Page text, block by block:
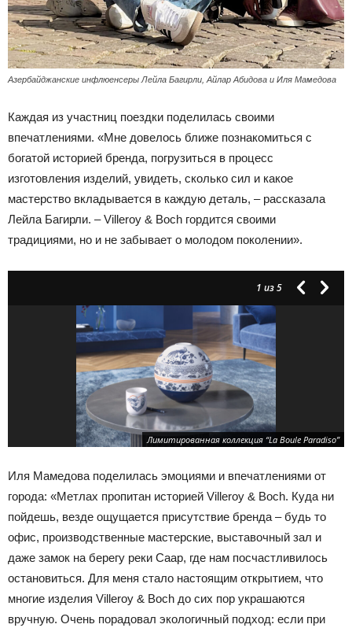
Азербайджанские инфлюенсеры Лейла Багирли, Айлар Абидова и Иля Мамедова
Каждая из участниц поездки поделилась своими
впечатлениями. «Мне довелось ближе познакомиться с
богатой историей бренда, погрузиться в процесс
изготовления изделий, увидеть, сколько сил и какое
мастерство вкладывается в каждую деталь, – рассказала
Лейла Багирли. – Villeroy & Boch гордится своими
традициями, но и не забывает о молодом поколении».
1 из 5
Лимитированная коллекция “La Boule Paradiso”
Иля Мамедова поделилась эмоциями и впечатлениями от
города: «Метлах пропитан историей Villeroy & Boch. Куда ни
пойдешь, везде ощущается присутствие бренда – будь то
офис, производственные мастерские, выставочный зал и
даже замок на берегу реки Саар, где нам посчастливилось
остановиться. Для меня стало настоящим открытием, что
многие изделия Villeroy & Boch до сих пор украшаются
вручную. Очень порадовал экологичный подход: если при